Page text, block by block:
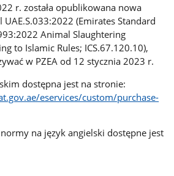
r. została opublikowana nowa
(Emirates Standard
Animal Slaughtering
to Islamic Rules; ICS.67.120.10),
w PZEA od 12 stycznia 2023 r.
dostępna jest na stronie:
eservices/custom/purchase-
normy na język angielski dostępne jest